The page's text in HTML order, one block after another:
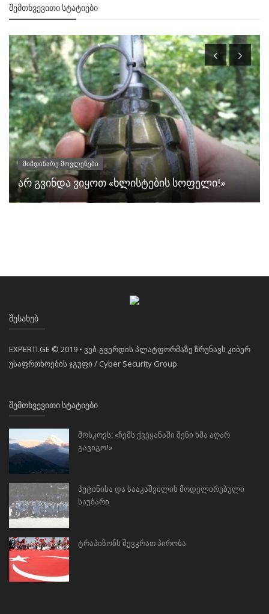
ᲨᲔᲛᲗᲮᲕᲔᲕᲘᲗᲘ ᲡᲢᲐᲢᲘᲔᲑᲘ
მიმდინარე მოვლენები
არ გვინდა ვიყოთ «ხლისტების სოფელი!»
ᲨᲔᲡᲐᲮᲔᲑ
EXPERTI.GE © 2019 • ვებ-გვერდის პლატფორმაზე ზრუნავს კიბერ
უსაფრთხოების ჯგუფი / Cyber Security Group
ᲨᲔᲛᲗᲮᲕᲔᲕᲘᲗᲘ ᲡᲢᲐᲢᲘᲔᲑᲘ
მოსკოვს: «ჩემს ქვეყანაში შენი ხმა აღარ
გავიგო!»
პუტინისა და სააკაშვილის მოდელირებული
საუბარი
ტრაპიზონს შევკრათ პირობა